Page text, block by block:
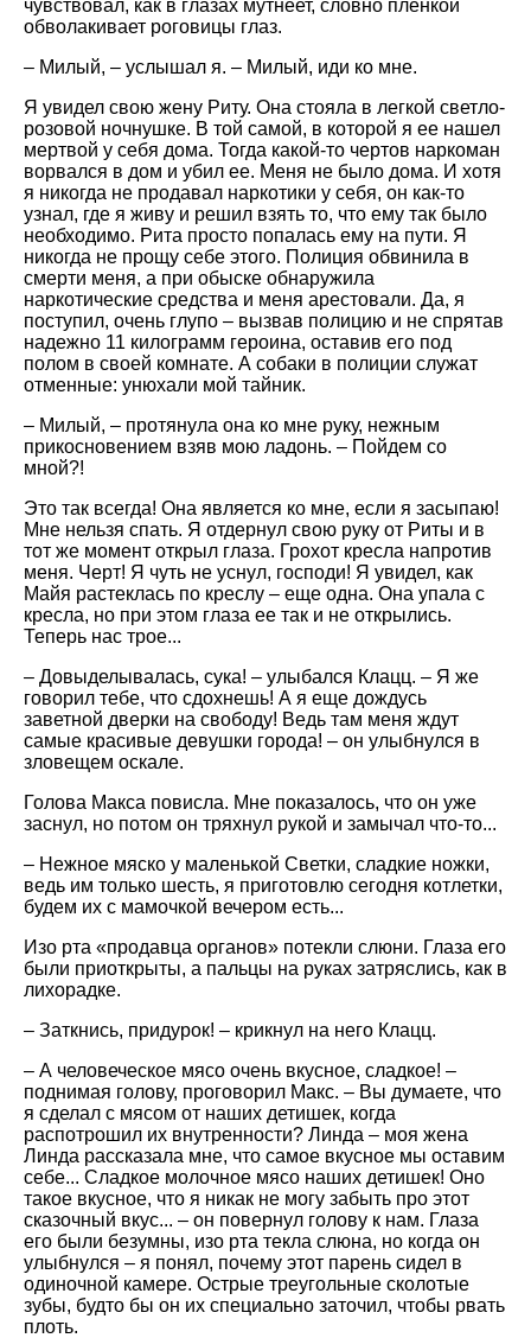
чувствовал, как в глазах мутнеет, словно пленкой
обволакивает роговицы глаз.
– Милый, – услышал я. – Милый, иди ко мне.
Я увидел свою жену Риту. Она стояла в легкой светло-
розовой ночнушке. В той самой, в которой я ее нашел
мертвой у себя дома. Тогда какой-то чертов наркоман
ворвался в дом и убил ее. Меня не было дома. И хотя
я никогда не продавал наркотики у себя, он как-то
узнал, где я живу и решил взять то, что ему так было
необходимо. Рита просто попалась ему на пути. Я
никогда не прощу себе этого. Полиция обвинила в
смерти меня, а при обыске обнаружила
наркотические средства и меня арестовали. Да, я
поступил, очень глупо – вызвав полицию и не спрятав
надежно 11 килограмм героина, оставив его под
полом в своей комнате. А собаки в полиции служат
отменные: унюхали мой тайник.
– Милый, – протянула она ко мне руку, нежным
прикосновением взяв мою ладонь. – Пойдем со
мной?!
Это так всегда! Она является ко мне, если я засыпаю!
Мне нельзя спать. Я отдернул свою руку от Риты и в
тот же момент открыл глаза. Грохот кресла напротив
меня. Черт! Я чуть не уснул, господи! Я увидел, как
Майя растеклась по креслу – еще одна. Она упала с
кресла, но при этом глаза ее так и не открылись.
Теперь нас трое...
– Довыделывалась, сука! – улыбался Клацц. – Я же
говорил тебе, что сдохнешь! А я еще дождусь
заветной дверки на свободу! Ведь там меня ждут
самые красивые девушки города! – он улыбнулся в
зловещем оскале.
Голова Макса повисла. Мне показалось, что он уже
заснул, но потом он тряхнул рукой и замычал что-то...
– Нежное мяско у маленькой Светки, сладкие ножки,
ведь им только шесть, я приготовлю сегодня котлетки,
будем их с мамочкой вечером есть...
Изо рта «продавца органов» потекли слюни. Глаза его
были приоткрыты, а пальцы на руках затряслись, как в
лихорадке.
– Заткнись, придурок! – крикнул на него Клацц.
– А человеческое мясо очень вкусное, сладкое! –
поднимая голову, проговорил Макс. – Вы думаете, что
я сделал с мясом от наших детишек, когда
распотрошил их внутренности? Линда – моя жена
Линда рассказала мне, что самое вкусное мы оставим
себе... Сладкое молочное мясо наших детишек! Оно
такое вкусное, что я никак не могу забыть про этот
сказочный вкус... – он повернул голову к нам. Глаза
его были безумны, изо рта текла слюна, но когда он
улыбнулся – я понял, почему этот парень сидел в
одиночной камере. Острые треугольные сколотые
зубы, будто бы он их специально заточил, чтобы рвать
плоть.